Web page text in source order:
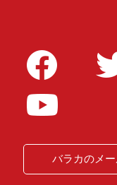
バラカのメ